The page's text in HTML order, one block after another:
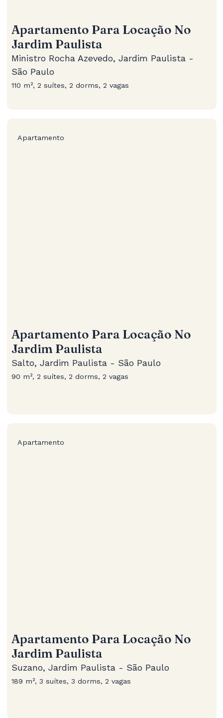
Apartamento Para Locação No
Jardim Paulista
Ministro Rocha Azevedo, Jardim Paulista -
São Paulo
110 m², 2 suítes, 2 dorms, 2 vagas
Apartamento
Apartamento Para Locação No
Jardim Paulista
Salto, Jardim Paulista - São Paulo
90 m², 2 suítes, 2 dorms, 2 vagas
Apartamento
Apartamento Para Locação No
Jardim Paulista
Suzano, Jardim Paulista - São Paulo
189 m², 3 suítes, 3 dorms, 2 vagas